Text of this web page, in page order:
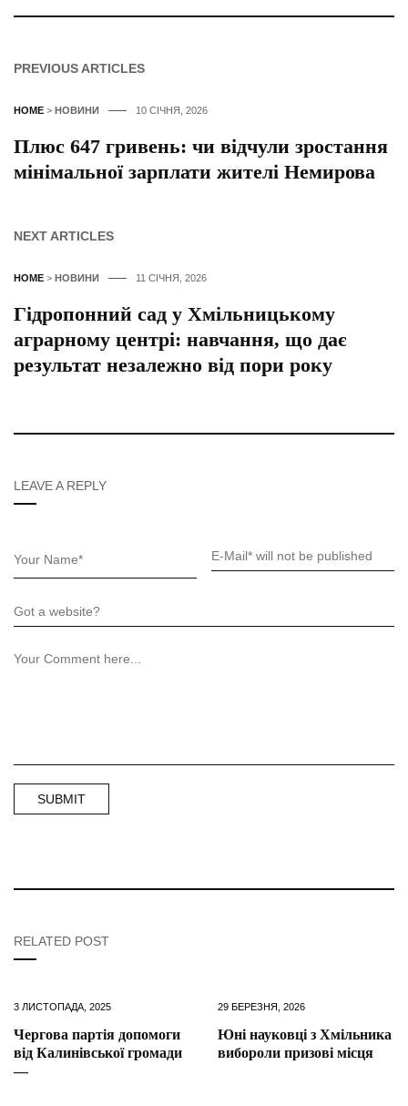
PREVIOUS ARTICLES
HOME > НОВИНИ 10 СІЧНЯ, 2026
Плюс 647 гривень: чи відчули зростання
мінімальної зарплати жителі Немирова
NEXT ARTICLES
HOME > НОВИНИ 11 СІЧНЯ, 2026
Гідропонний сад у Хмільницькому
аграрному центрі: навчання, що дає
результат незалежно від пори року
LEAVE A REPLY
RELATED POST
3 ЛИСТОПАДА, 2025
Чергова партія допомоги
від Калинівської громади
—
29 БЕРЕЗНЯ, 2026
Юні науковці з Хмільника
вибороли призові місця